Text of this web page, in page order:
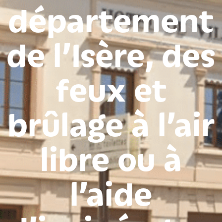
département
de l’Isère, des
feux et
brûlage à l’air
libre ou à
l’aide